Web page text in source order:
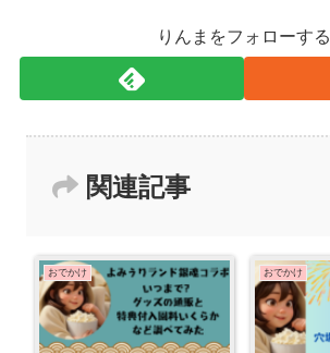
りんまをフォローする
関連記事
おでかけ おでかけ